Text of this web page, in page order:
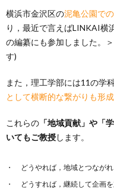
横浜市金沢区の泥亀公園で
り，最近で言えばLINKAI横
の編纂にも参加しました。＞
す)
また，理工学部には11の学
として横断的な繋がりも形成
これらの 「地域貢献」や「
いてもご教授します。
どうやれば，地域とつなが
どうすれば，継続して企画